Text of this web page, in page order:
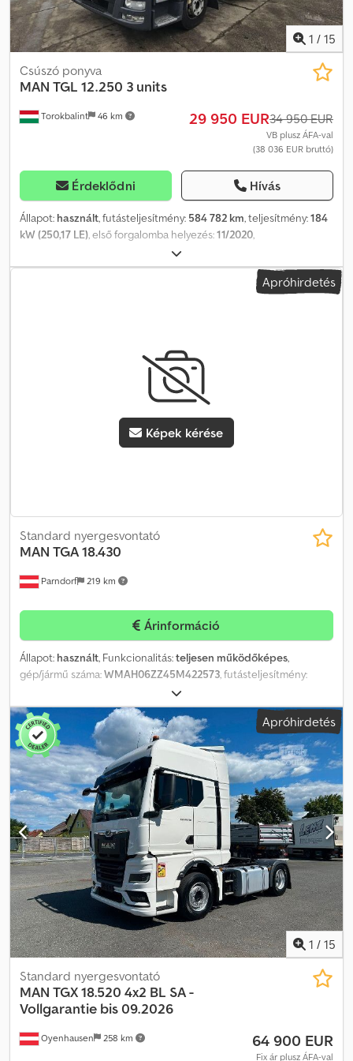
1 / 15
Torokbalint 46 km
Csúszó ponyva
MAN TGL 12.250 3 units
29 950 EUR34 950 EUR
VB plusz ÁFA-val
(38 036 EUR bruttó)
Érdeklődni Hívás
Állapot: használt, futásteljesítmény: 584 782 km, teljesítmény:184
kW (250,17 LE), első forgalomba helyezés:11/2020,
, tengelyelrendezés:
szín:fehér, vezetőfülke:alvófülke, hajtástípus:automata,
, Felszereltség:ABS,
felszereltség = - Légrugózás - Részecskeszűrő - Alvófülke -
Szerszámosláda = Megjegyzések = 3 darab készleten: MAN TGL
12.250 2020 11/2020 Teherautó fehér WMAN14ZZ7MY418917
584.782 km MAN TGL 12.250 2020 11/2020 Teherautó fehér
WMAN14ZZ6MY418987 599.208 km MAN TGL 12.250 2020 11/2020
Teherautó fehér WMAN14ZZ3MY418901 638.067 km = További
információk = Első tengely: kormányozható Motor lökettérfogat:
Apróhirdetés
Képek kérése
Parndorf 219 km
Standard nyergesvontató
MAN TGA 18.430
Árinformáció
Állapot: használt, Funkcionalitás:teljesen működőképes,
gép/jármű száma:WMAH06ZZ45M422573, futásteljesítmény:
316,26 kW (429,99 LE)
forgalomba helyezés:05/2005, üzemanyagtípus:dízel, saját
tömeg:7 300 kg, maximális teherbírás:18 500 kg
, abroncs méret:
385/365 - 315/80 , tengelyelrendezés:4x2
, következő vizsga (TÜV):
02/2026, üzemanyagtartály kapacitása: 400 l, fékek:intarder, szín:
fehér , vezetőfülke:alvófülke, hajtástípus: automata, kibocsátási
osztály:Euro 3, felfüggesztés: acél-levegő, ágyak száma:2,
megengedett tengelyterhelés (1. tengely):755 kg, megengedett
tengelyterhelés (2. tengely):11 500 kg, Felszereltség:
differenciálzár, központi zár, légkondicionálás, nem dohányzó
jármű, szervokormány, A SZM már régebben problémás, mert túl
sok teherautó van, amelyek mindegyike tökéletesen
működőképes, de műszaki vizsgára van szükségük, és részben
javításra is. Dsdpfxjztky So Ap Dowa
Apróhirdetés
1 / 15
Oyenhausen 258 km
Standard nyergesvontató
MAN TGX 18.520 4x2 BL SA -
Vollgarantie bis 09.2026
64 900 EUR
Fix ár plusz ÁFA-val